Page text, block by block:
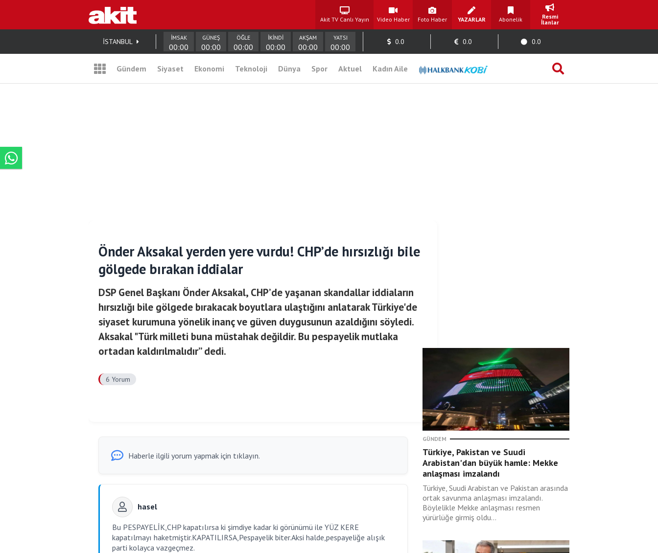
Akit TV Canlı Yayın Video Haber Foto Haber YAZARLAR Abonelik
Resmi
İlanlar
İSTANBUL İMSAK
00:00
GÜNEŞ
00:00
ÖĞLE
00:00
İKİNDİ
00:00
AKŞAM
00:00
YATSI
00:00
0.0 0.0 0.0
Gündem Siyaset Ekonomi Teknoloji Dünya Spor Aktuel Kadın Aile
Önder Aksakal yerden yere vurdu! CHP’de hırsızlığı bile
gölgede bırakan iddialar
DSP Genel Başkanı Önder Aksakal, CHP’de yaşanan skandallar iddiaların
hırsızlığı bile gölgede bırakacak boyutlara ulaştığını anlatarak Türkiye'de
siyaset kurumuna yönelik inanç ve güven duygusunun azaldığını söyledi.
Aksakal "Türk milleti buna müstahak değildir. Bu pespayelik mutlaka
ortadan kaldırılmalıdır” dedi.
6 Yorum
Haberle ilgili yorum yapmak için tıklayın.
hasel
Bu PESPAYELİK,CHP kapatılırsa ki şimdiye kadar ki görünümü ile YÜZ KERE
kapatılmayı haketmiştir.KAPATILIRSA,Pespayelik biter.Aksi halde,pespayeliğe alışık
parti kolayca vazgeçmez.
GÜNDEM
Türkiye, Pakistan ve Suudi
Arabistan'dan büyük hamle: Mekke
anlaşması imzalandı
Türkiye, Suudi Arabistan ve Pakistan arasında
ortak savunma anlaşması imzalandı.
Böylelikle Mekke anlaşması resmen
yürürlüğe girmiş oldu...